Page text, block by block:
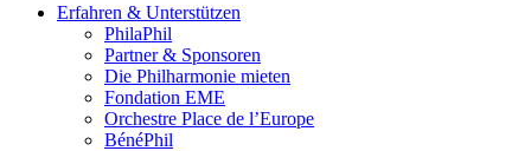
Erfahren & Unterstützen
PhilaPhil
Partner & Sponsoren
Die Philharmonie mieten
Fondation EME
Orchestre Place de l’Europe
BénéPhil